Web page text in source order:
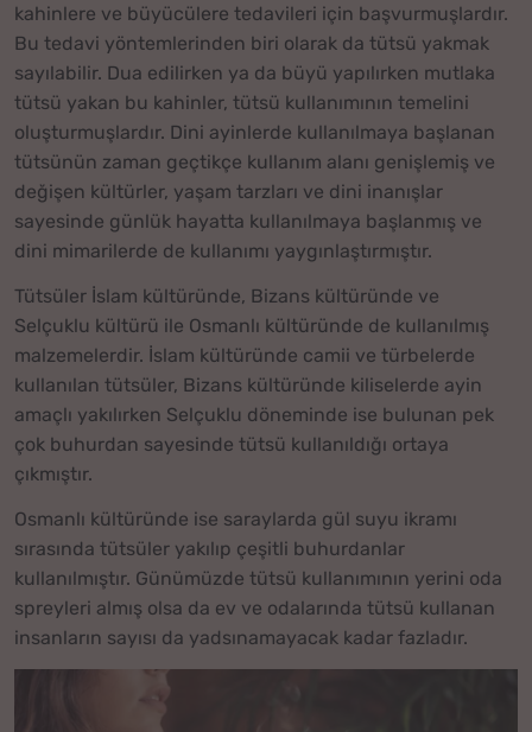
kahinlere ve büyücülere tedavileri için başvurmuşlardır.
Bu tedavi yöntemlerinden biri olarak da tütsü yakmak
sayılabilir. Dua edilirken ya da büyü yapılırken mutlaka
tütsü yakan bu kahinler, tütsü kullanımının temelini
oluşturmuşlardır. Dini ayinlerde kullanılmaya başlanan
tütsünün zaman geçtikçe kullanım alanı genişlemiş ve
değişen kültürler, yaşam tarzları ve dini inanışlar
sayesinde günlük hayatta kullanılmaya başlanmış ve
dini mimarilerde de kullanımı yaygınlaştırmıştır.
Tütsüler İslam kültüründe, Bizans kültüründe ve
Selçuklu kültürü ile Osmanlı kültüründe de kullanılmış
malzemelerdir. İslam kültüründe camii ve türbelerde
kullanılan tütsüler, Bizans kültüründe kiliselerde ayin
amaçlı yakılırken Selçuklu döneminde ise bulunan pek
çok buhurdan sayesinde tütsü kullanıldığı ortaya
çıkmıştır.
Osmanlı kültüründe ise saraylarda gül suyu ikramı
sırasında tütsüler yakılıp çeşitli buhurdanlar
kullanılmıştır. Günümüzde tütsü kullanımının yerini oda
spreyleri almış olsa da ev ve odalarında tütsü kullanan
insanların sayısı da yadsınamayacak kadar fazladır.